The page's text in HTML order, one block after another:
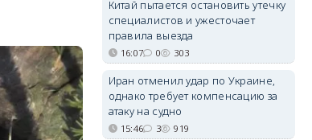
Китай пытается остановить утечку
специалистов и ужесточает
правила выезда
16:07 0 303
Иран отменил удар по Украине,
однако требует компенсацию за
атаку на судно
15:46 3 919